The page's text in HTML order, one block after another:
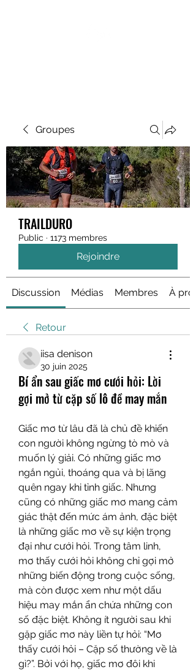
Groupes
TRAILDURO
Public · 1173 membres
Rejoindre
Discussion Médias Membres À
Retour
iisa denison
30 juin 2025
Bí ẩn sau giấc mơ cưới hỏi: Lời
gợi mở từ cặp số lô đề may mắn
Giấc mơ từ lâu đã là chủ đề khiến
con người không ngừng tò mò và
muốn lý giải. Có những giấc mơ
ngắn ngủi, thoáng qua và bị lãng
quên ngay khi tỉnh giấc. Nhưng
cũng có những giấc mơ mang cảm
giác thật đến mức ám ảnh, đặc biệt
là những giấc mơ về sự kiện trọng
đại như cưới hỏi. Trong tâm linh,
mơ thấy cưới hỏi không chỉ gợi mở
những biến động trong cuộc sống,
mà còn được xem như một dấu
hiệu may mắn ẩn chứa những con
số đặc biệt. Không ít người sau khi
gặp giấc mơ này liền tự hỏi: “Mơ
thấy cưới hỏi – Cặp số thường về là
gì?”. Bởi với họ, giấc mơ đôi khi